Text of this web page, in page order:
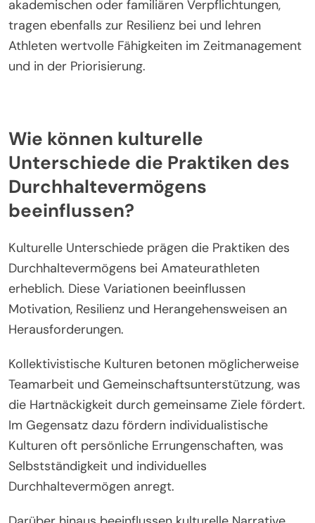
Stärke, indem sie lernen, sich anzupassen und
Rückschläge zu überwinden. Darüber hinaus bieten
Wettkämpfe gegen Gegner auf höherem Niveau
seltene Wachstumschancen, da Athleten lernen,
das Gleichgewicht zwischen Sport und
akademischen oder familiären Verpflichtungen,
tragen ebenfalls zur Resilienz bei und lehren
Athleten wertvolle Fähigkeiten im Zeitmanagement
und in der Priorisierung.
Wie können kulturelle
Unterschiede die Praktiken des
Durchhaltevermögens
beeinflussen?